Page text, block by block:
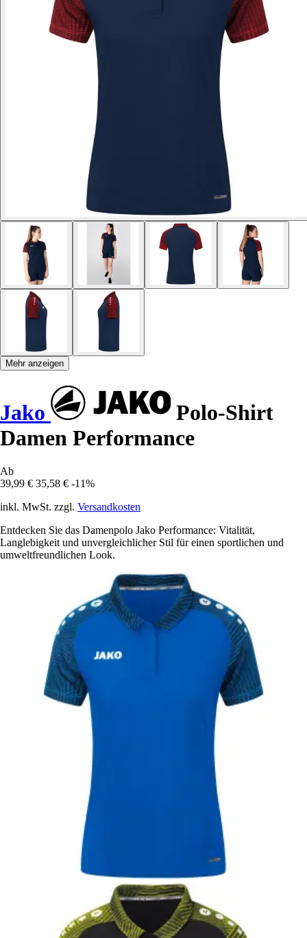
Mehr anzeigen
Jako
Polo-Shirt
Damen Performance
Ab
39,99 € 35,58 € -11%
inkl. MwSt. zzgl. Versandkosten
Entdecken Sie das Damenpolo Jako Performance: Vitalität,
Langlebigkeit und unvergleichlicher Stil für einen sportlichen und
umweltfreundlichen Look.